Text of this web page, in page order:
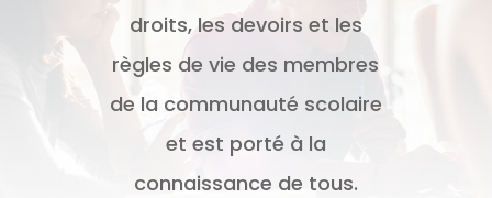
droits, les devoirs et les
règles de vie des membres
de la communauté scolaire
et est porté à la
connaissance de tous.